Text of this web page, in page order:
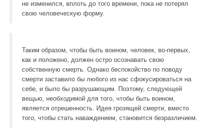
не изменился, вплоть до того времени, пока не потерял
свою человеческую форму.
Таким образом, чтобы быть воином, человек, во-первых,
как и положено, должен остро осознавать свою
собственную смерть. Однако беспокойство по поводу
смерти заставило бы любого из нас сфокусироваться на
себе, и было бы разрушающим. Поэтому, следующей
вещью, необходимой для того, чтобы быть воином,
является отрешенность. Идея грозящей смерти, вместо
того, чтобы стать наваждением, становится безразличием.